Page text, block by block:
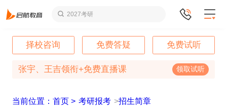
2027考研
择校咨询 免费答疑 免费试听
张宇、王吉领衔+免费直播课 领取试听
当前位置：首页 > 考研报考 >招生简章